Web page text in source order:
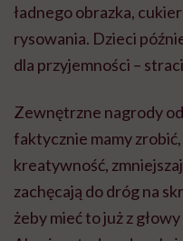
ładnego obrazka,
rysowania. Dzieci
dla przyjemności –
Zewnętrzne nagrody
faktycznie mamy
kreatywność,
zachęcają do dróg na
żeby mieć to już z